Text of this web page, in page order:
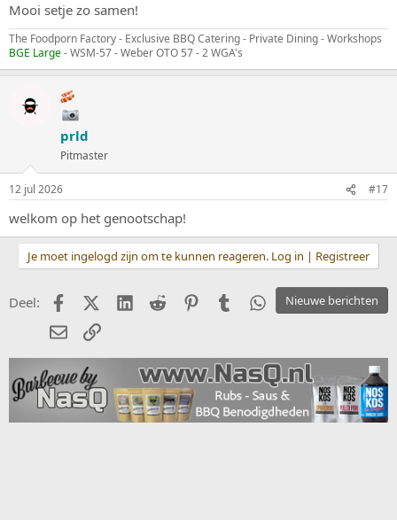
Mooi setje zo samen!
The Foodporn Factory - Exclusive BBQ Catering - Private Dining - Workshops
BGE Large- WSM-57 - Weber OTO 57 - 2 WGA's
prld
Pitmaster
12 jul 2026 #17
welkom op het genootschap!
Je moet ingelogd zijn om te kunnen reageren. Log in | Registreer
Nieuwe berichten
Deel: FacebookX (Twitter)
LinkedIn
Reddit PinterestTumblrWhatsApp
E-mailkoppeling